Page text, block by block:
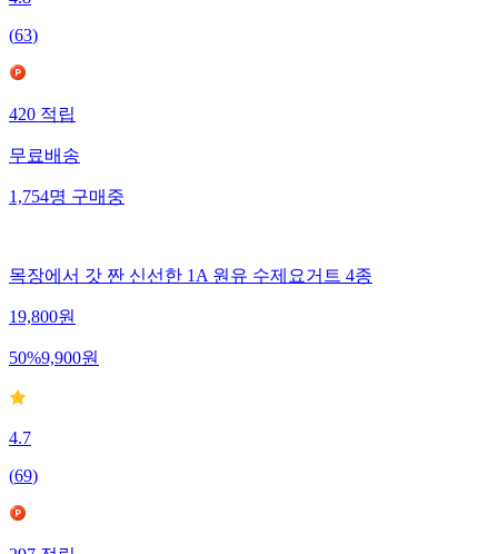
4.8
(63)
420적립
무료배송
1,754명구매중
목장에서 갓 짠 신선한 1A 원유 수제요거트 4종
19,800원
50%9,900원
4.7
(69)